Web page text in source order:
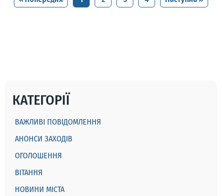
КАТЕГОРІЇ
ВАЖЛИВІ ПОВІДОМЛЕННЯ
АНОНСИ ЗАХОДІВ
ОГОЛОШЕННЯ
ВІТАННЯ
НОВИНИ МІСТА